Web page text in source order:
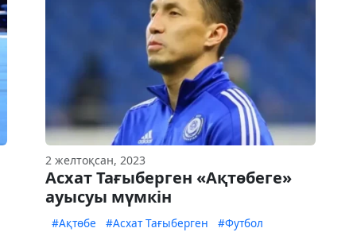
2 желтоқсан, 2023
Асхат Тағыберген «Ақтөбеге»
ауысуы мүмкін
#Ақтөбе #Асхат Тағыберген #Футбол